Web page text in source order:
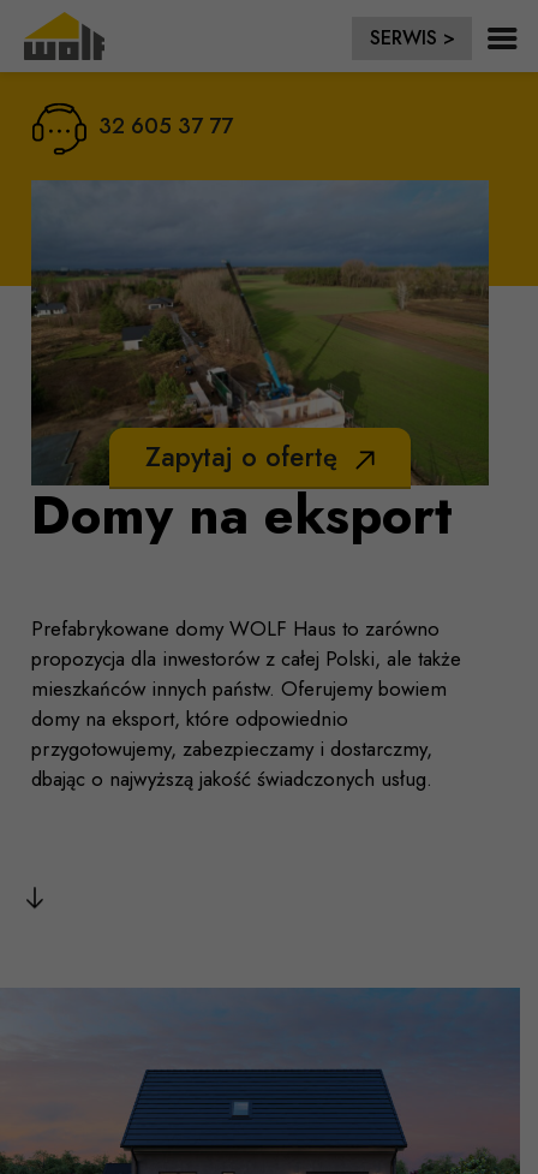
Domy na eksport
Prefabrykowane domy WOLF Haus to zarówno
propozycja dla inwestorów z całej Polski, ale także
mieszkańców innych państw. Oferujemy bowiem
domy na eksport, które odpowiednio
przygotowujemy, zabezpieczamy i dostarczmy,
dbając o najwyższą jakość świadczonych usług.
32 605 37 77
Zapytaj o ofertę
SERWIS >